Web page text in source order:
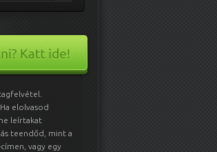
Ha elolvasod
leírtakat
teendőd, mint a
vagy egy